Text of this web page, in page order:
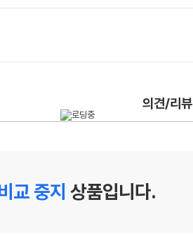
의견/리뷰
교 중지 상품입니다.